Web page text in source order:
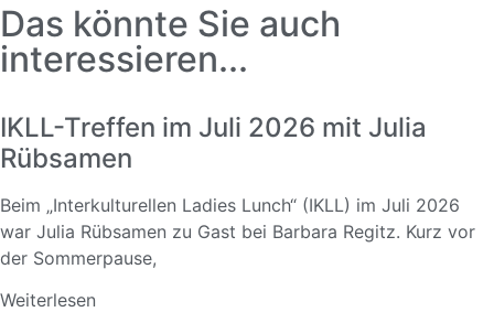
Das könnte Sie auch
interessieren...
IKLL-Treffen im Juli 2026 mit Julia
Rübsamen
Beim „Interkulturellen Ladies Lunch“ (IKLL) im Juli 2026
war Julia Rübsamen zu Gast bei Barbara Regitz. Kurz vor
der Sommerpause,
Weiterlesen